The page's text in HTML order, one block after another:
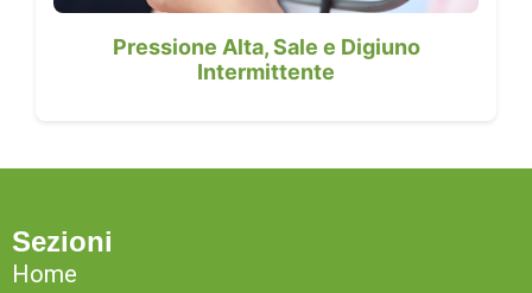
Pressione Alta, Sale e Digiuno
Intermittente
Sezioni
Home